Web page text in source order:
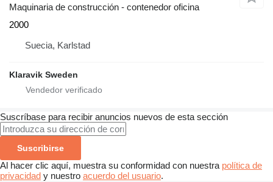
Maquinaria de construcción - contenedor oficina
2000
Suecia, Karlstad
Klaravik Sweden
Suscríbase para recibir anuncios nuevos de esta sección
Suscribirse
Al hacer clic aquí, muestra su conformidad con nuestra política de
privacidad y nuestro acuerdo del usuario.